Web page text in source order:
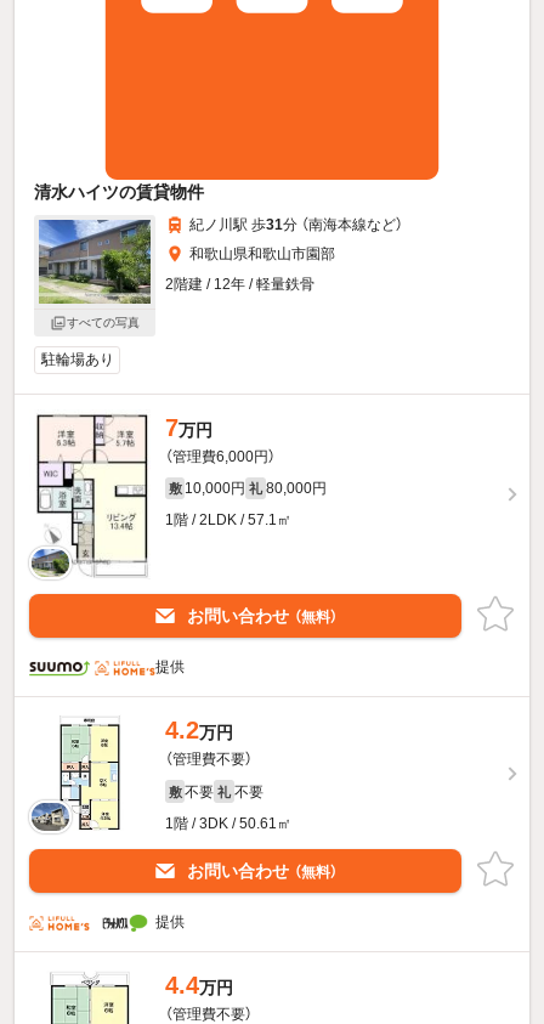
清水ハイツの賃貸物件
すべての写真
紀ノ川駅 歩31分 （南海本線など）
和歌山県和歌山市園部
2階建 / 12年 / 軽量鉄骨
駐輪場あり
7万円
（管理費6,000円）
敷 10,000円 礼 80,000円
1階 / 2LDK / 57.1㎡
お問い合わせ （無料）
提供
4.2万円
（管理費不要）
敷 不要 礼 不要
1階 / 3DK / 50.61㎡
お問い合わせ （無料）
提供
4.4万円
（管理費不要）